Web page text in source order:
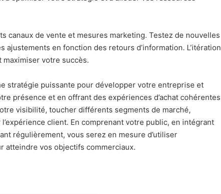
canaux de vente et mesures marketing. Testez de nouvelles
en fonction des retours d’information. L’itération
votre succès.
stratégie puissante pour développer votre entreprise et
présence et en offrant des expériences d’achat cohérentes
visibilité, toucher différents segments de marché,
client. En comprenant votre public, en intégrant
régulièrement, vous serez en mesure d’utiliser
atteindre vos objectifs commerciaux.